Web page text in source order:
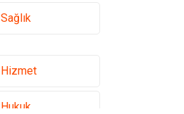
Sağlık
Hizmet
Hukuk